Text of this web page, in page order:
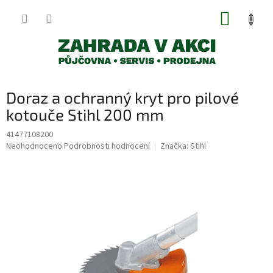
Doraz a ochranný kryt pro pilové
kotouče Stihl 200 mm
41477108200
Průměrné
Neohodnoceno Podrobnosti hodnocení Značka: Stihl